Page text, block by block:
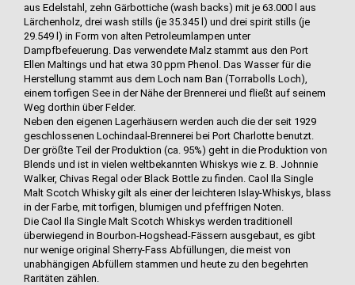
aus Edelstahl, zehn Gärbottiche (wash backs) mit je 63.000 l aus
Lärchenholz, drei wash stills (je 35.345 l) und drei spirit stills (je
29.549 l) in Form von alten Petroleumlampen unter
Dampfbefeuerung. Das verwendete Malz stammt aus den Port
Ellen Maltings und hat etwa 30 ppm Phenol. Das Wasser für die
Herstellung stammt aus dem Loch nam Ban (Torrabolls Loch),
einem torfigen See in der Nähe der Brennerei und fließt auf seinem
Weg dorthin über Felder.
Neben den eigenen Lagerhäusern werden auch die der seit 1929
geschlossenen Lochindaal-Brennerei bei Port Charlotte benutzt.
Der größte Teil der Produktion (ca. 95%) geht in die Produktion von
Blends und ist in vielen weltbekannten Whiskys wie z. B. Johnnie
Walker, Chivas Regal oder Black Bottle zu finden. Caol Ila Single
Malt Scotch Whisky gilt als einer der leichteren Islay-Whiskys, blass
in der Farbe, mit torfigen, blumigen und pfeffrigen Noten.
Die Caol Ila Single Malt Scotch Whiskys werden traditionell
überwiegend in Bourbon-Hogshead-Fässern ausgebaut, es gibt
nur wenige original Sherry-Fass Abfüllungen, die meist von
unabhängigen Abfüllern stammen und heute zu den begehrten
Raritäten zählen.